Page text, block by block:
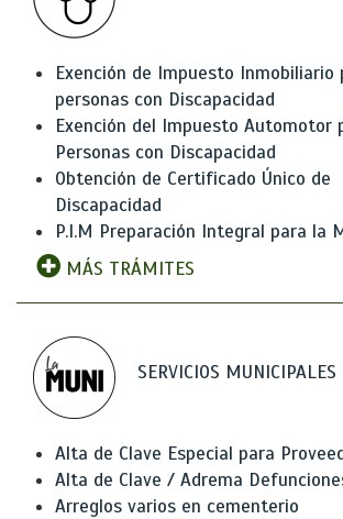
Exención de Impuesto Inmobiliario
personas con Discapacidad
Exención del Impuesto Automotor
Personas con Discapacidad
Obtención de Certificado Único de
Discapacidad
P.I.M Preparación Integral para la
MÁS TRÁMITES
SERVICIOS MUNICIPALES
Alta de Clave Especial para
Alta de Clave / Adrema
Arreglos varios en cementerio